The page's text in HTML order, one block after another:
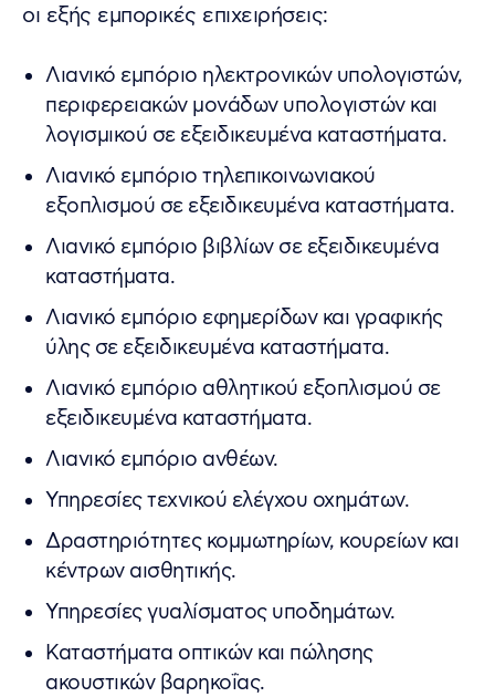
οι εξής εμπορικές επιχειρήσεις:
Λιανικό εμπόριο ηλεκτρονικών υπολογιστών,
περιφερειακών μονάδων υπολογιστών και
λογισμικού σε εξειδικευμένα καταστήματα.
Λιανικό εμπόριο τηλεπικοινωνιακού
εξοπλισμού σε εξειδικευμένα καταστήματα.
Λιανικό εμπόριο βιβλίων σε εξειδικευμένα
καταστήματα.
Λιανικό εμπόριο εφημερίδων και γραφικής
ύλης σε εξειδικευμένα καταστήματα.
Λιανικό εμπόριο αθλητικού εξοπλισμού σε
εξειδικευμένα καταστήματα.
Λιανικό εμπόριο ανθέων.
Υπηρεσίες τεχνικού ελέγχου οχημάτων.
Δραστηριότητες κομμωτηρίων, κουρείων και
κέντρων αισθητικής.
Υπηρεσίες γυαλίσματος υποδημάτων.
Καταστήματα οπτικών και πώλησης
ακουστικών βαρηκοΐας.